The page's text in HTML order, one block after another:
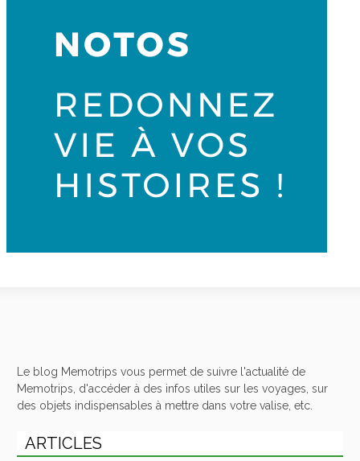
Le blog Memotrips vous permet de suivre l'actualité de
Memotrips, d'accéder à des infos utiles sur les voyages, sur
des objets indispensables à mettre dans votre valise, etc.
ARTICLES